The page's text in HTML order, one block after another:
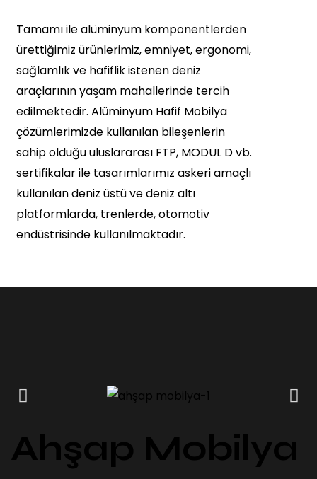
Tamamı ile alüminyum komponentlerden
ürettiğimiz ürünlerimiz, emniyet, ergonomi,
sağlamlık ve hafiflik istenen deniz
araçlarının yaşam mahallerinde tercih
edilmektedir. Alüminyum Hafif Mobilya
çözümlerimizde kullanılan bileşenlerin
sahip olduğu uluslararası FTP, MODUL D vb.
sertifikalar ile tasarımlarımız askeri amaçlı
kullanılan deniz üstü ve deniz altı
platformlarda, trenlerde, otomotiv
endüstrisinde kullanılmaktadır.
Ahşap Mobilya